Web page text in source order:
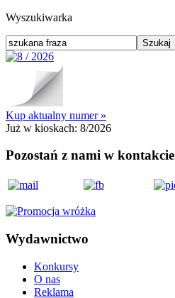
Wyszukiwarka
Kup aktualny numer »
Już w kioskach: 8/2026
Pozostań z nami w kontakcie
Wydawnictwo
Konkursy
O nas
Reklama